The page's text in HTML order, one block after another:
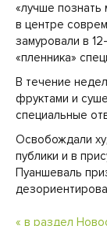
«лучше
в центре
замуровали в
«пленника»
В течение
фруктами и
специальные
Освобождали
публики и в
Пуаншеваль
« в раздел